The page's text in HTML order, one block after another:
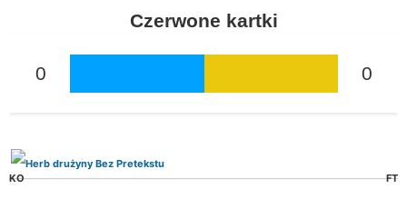
Czerwone kartki
0 0
KO FT